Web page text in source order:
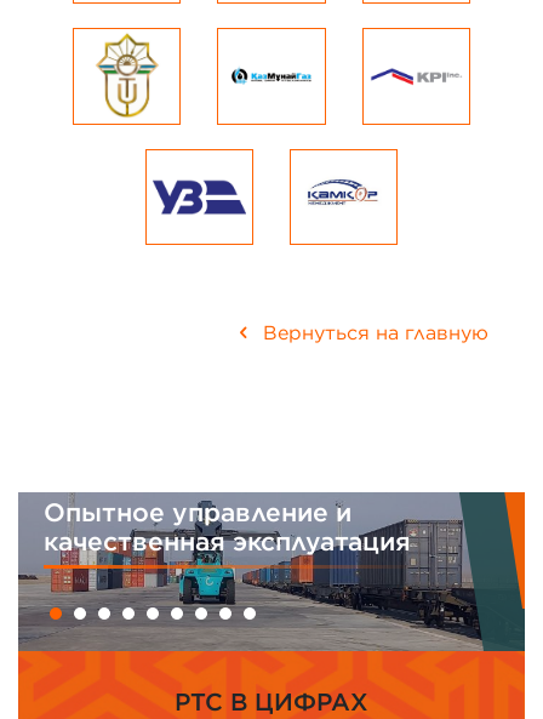
Вернуться на главную
Опытное управление и
качественная эксплуатация
PTC В ЦИФРАХ